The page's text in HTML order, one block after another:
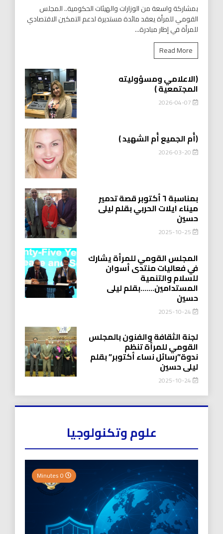
بمشاركة واسعة من الوزارات والهيئات الحكومية.. المجلس
القومي للمرأة يعقد مائدة مستديرة لدعم التمكين الاقتصادي
للمرأة في إطار مبادرة...
Read More
(الاعلامي ومسؤوليته
المجتمعية )
2026-04-07
(أُم الجميع أُم الشهيد )
2026-03-20
بمناسبة ٦ أكتوبر قصة تدمير
ميناء ايلات الحربي بقلم ليلى
حسين
2025-10-25
المجلس القومي للمرأة يشارك
في فعاليات منتدى أسوان
للسلام والتنمية
المستدامين…….بقلم ليلى
حسين
2025-10-24
لجنة الثقافة والفنون بالمجلس
القومي للمرأة تنظم
ندوة”رسائل نساء أكتوبر” بقلم
ليلى حسين
2025-10-24
علوم وتكنولوجيا